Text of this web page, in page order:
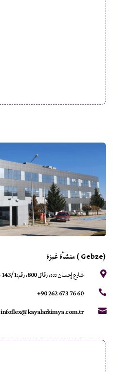
(Gebze ) منشأة غبزة
 شارع إحسان دده، زقاق 800، رقم:143/1 غبزة 41400، كوجالي، تركيا

+90 262 673 76 60

infoflex@kayalarkimya.com.tr